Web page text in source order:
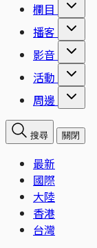
欄目
播客
影音
活動
周邊
搜尋 關閉
最新
國際
大陸
香港
台灣